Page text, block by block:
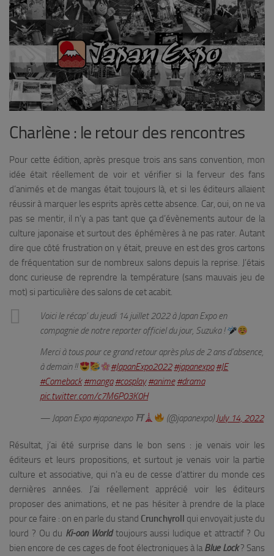
Charlène : le retour des rencontres
Pour cette édition, après presque trois ans sans convention, mon
idée était réellement de voir et vérifier si la ferveur des fans
d’animés et de mangas était toujours là, et si les éditeurs allaient
réussir à marquer les esprits après cette absence. Car, oui, on ne va
pas se mentir, il n’y a pas tant que ça d’évènements autour de la
culture japonaise et surtout des éphémères à ne pas rater. Autant
dire que côté frustration on y était, preuve en est des gros cartons
de fréquentation sur de nombreux salons depuis la reprise. J’étais
donc curieuse de reprendre la température (sans mauvais jeu de
mot) si particulière des salons de cet acabit.
Voici le récap’ du jeudi 14 juillet 2022 à Japan Expo en
compagnie de notre reporter officiel du jour, Suzuka !
Merci à tous pour ce grand retour après plus de 2 ans d’absence,
à demain !!
#JapanExpo2022 #japanexpo #JE
#Comeback #manga #cosplay #anime #drama
pic.twitter.com/c7M6P03K0H
— Japan Expo #japanexpo ⛩
(@japanexpo)July 14, 2022
Résultat, j’ai été surprise dans le bon sens : je venais voir les
éditeurs et leurs propositions, et surtout je venais voir la partie
culture et associative, qui n’a eu de cesse d’attirer du monde ces
dernières années. J’ai réellement apprécié voir les éditeurs
proposer des animations, et ne pas hésiter à prendre de la place
pour ce faire : on en parle du stand Crunchyroll qui envoyait juste du
lourd ? Ou du Ki-oon Worldtoujours aussi ludique et attractif ? Ou
bien encore de ces cages de foot électroniques à la Blue Lock? Sans